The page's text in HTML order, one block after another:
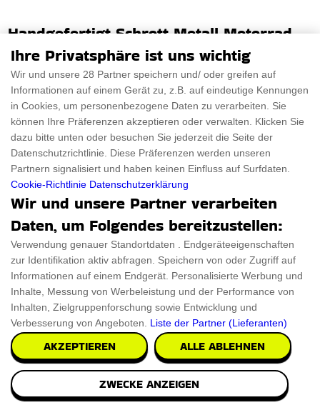
Handgefertigt Schrott Metall Motorrad
Wir präsentieren das Handgefertigt Schrott Metall Motorrad,
eine in mühevoller Handarbeit hergeste
PRÜFEN SIE ES AUS €57.47
Ihre Privatsphäre ist uns wichtig
Wir und unsere 28 Partner speichern und/ oder greifen auf
Informationen auf einem Gerät zu, z.B. auf eindeutige Kennungen
in Cookies, um personenbezogene Daten zu verarbeiten. Sie
können Ihre Präferenzen akzeptieren oder verwalten. Klicken Sie
dazu bitte unten oder besuchen Sie jederzeit die Seite der
Datenschutzrichtlinie. Diese Präferenzen werden unseren
Partnern signalisiert und haben keinen Einfluss auf Surfdaten.
Cookie-Richtlinie Datenschutzerklärung
Wir und unsere Partner verarbeiten
Daten, um Folgendes bereitzustellen:
Verwendung genauer Standortdaten . Endgeräteeigenschaften
zur Identifikation aktiv abfragen. Speichern von oder Zugriff auf
Informationen auf einem Endgerät. Personalisierte Werbung und
Inhalte, Messung von Werbeleistung und der Performance von
Inhalten, Zielgruppenforschung sowie Entwicklung und
Verbesserung von Angeboten. Liste der Partner (Lieferanten)
AKZEPTIEREN ALLE ABLEHNEN
ZWECKE ANZEIGEN